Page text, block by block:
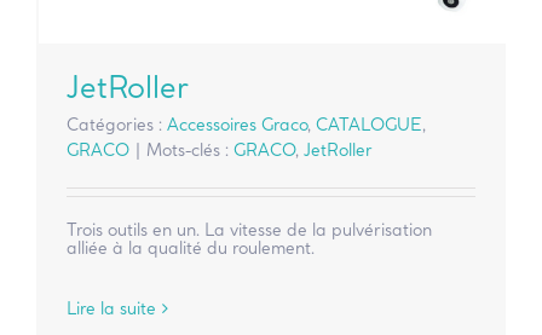
JetRoller
Catégories : Accessoires Graco, CATALOGUE,
GRACO
Mots-clés : GRACO, JetRoller
Trois outils en un. La vitesse de la pulvérisation
alliée à la qualité du roulement.
Lire la suite